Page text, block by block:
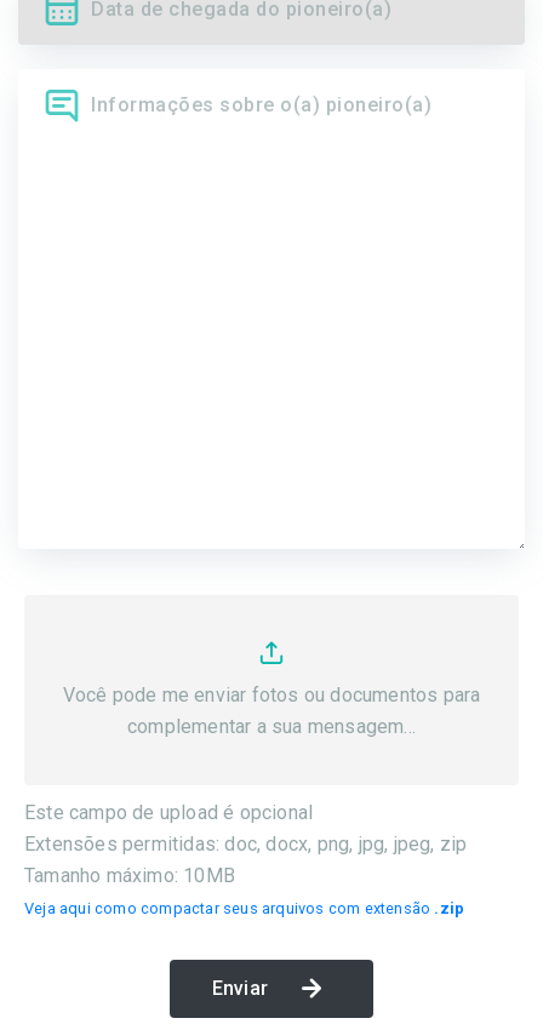
Você pode me enviar fotos ou documentos para
complementar a sua mensagem...
Este campo de upload é opcional
Extensões permitidas: doc, docx, png, jpg, jpeg, zip
Tamanho máximo: 10MB
Veja aqui como compactar seus arquivos com extensão .zip
Enviar